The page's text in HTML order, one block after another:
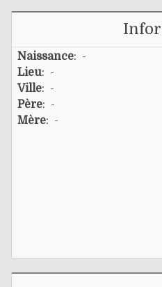
Naissance: -
Lieu: -
Ville: -
Père: -
Mère: -